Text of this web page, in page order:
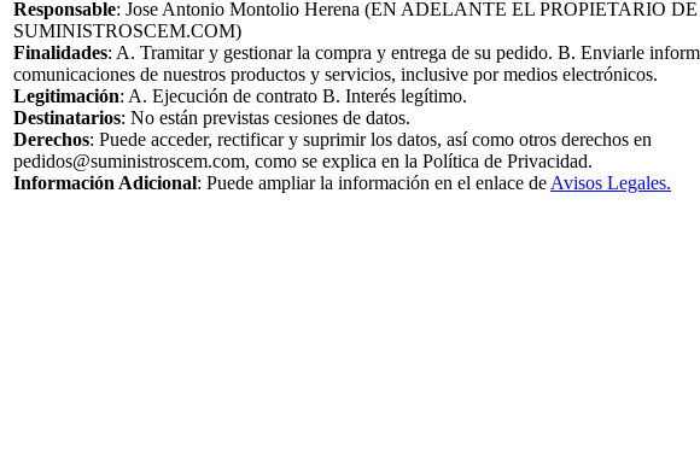
Responsable: Jose Antonio Montolio Herena (EN ADELANTE EL PROPIETARIO DE
SUMINISTROSCEM.COM)
Finalidades: A. Tramitar y gestionar la compra y entrega de su pedido. B. Enviarle
comunicaciones de nuestros productos y servicios, inclusive por medios electrónicos.
Legitimación: A. Ejecución de contrato B. Interés legítimo.
Destinatarios: No están previstas cesiones de datos.
Derechos: Puede acceder, rectificar y suprimir los datos, así como otros derechos en
pedidos@suministroscem.com, como se explica en la Política de Privacidad.
Información Adicional: Puede ampliar la información en el enlace de Avisos Legales.